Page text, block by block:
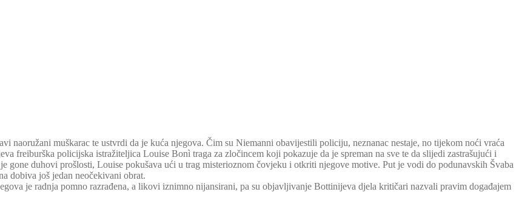
naoružani muškarac te ustvrdi da je kuća njegova. Čim su Niemanni obavijestili policiju, neznanac nestaje, no tijekom noći vraća
freiburška policijska istražiteljica Louise Bonì traga za zločincem koji pokazuje da je spreman na sve te da slijedi zastrašujući i
gone duhovi prošlosti, Louise pokušava ući u trag misterioznom čovjeku i otkriti njegove motive. Put je vodi do podunavskih Švaba
dobiva još jedan neočekivani obrat.
je radnja pomno razrađena, a likovi iznimno nijansirani, pa su objavljivanje Bottinijeva djela kritičari nazvali pravim događajem